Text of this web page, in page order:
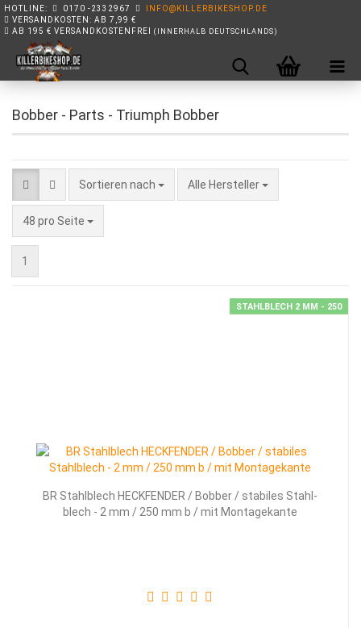
HOTLINE: 0170 -2332967
INFO@KILLERBIKESHOP.DE
VERSANDKOSTEN: AB 7,99 €
AB 195 € VERSANDKOSTENFREI (INNERHALB DEUTSCHLANDS)
Bobber - Parts - Triumph Bobber
Sortieren nach
Sortieren nach Alle Hersteller
48 pro Seite
pro Seite
1
STAHLBLECH 2 MM - 250
BR Stahl­blech HECK­FEN­DER / Bob­ber / sta­bi­les Stahl­
blech - 2 mm / 250 mm b / mit Mon­ta­ge­kan­te